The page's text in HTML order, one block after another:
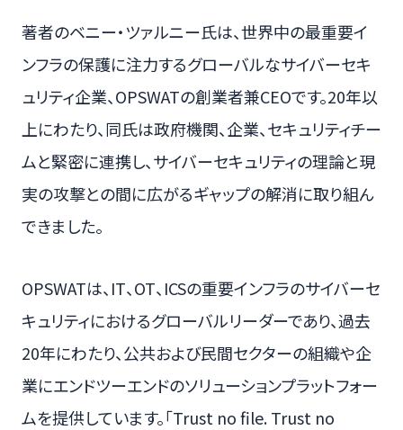
著者のベニー・ツァルニー氏は、世界中の最重要イ
ンフラの保護に注力するグローバルなサイバーセキ
ュリティ企業、OPSWATの創業者兼CEOです。20年以
上にわたり、同氏は政府機関、企業、セキュリティチー
ムと緊密に連携し、サイバーセキュリティの理論と現
実の攻撃との間に広がるギャップの解消に取り組ん
できました。
OPSWATは、IT、OT、ICSの重要インフラのサイバーセ
キュリティにおけるグローバルリーダーであり、過去
20年にわたり、公共および民間セクターの組織や企
業にエンドツーエンドのソリューションプラットフォー
ムを提供しています。「Trust no file. Trust no